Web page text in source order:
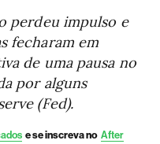
perdeu impulso e
fecharam em
de uma pausa no
por alguns
(Fed).
e se inscreva no After